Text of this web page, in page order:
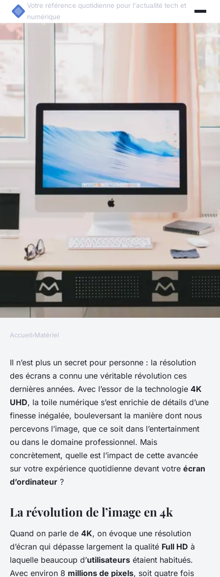
Votre référence quotidienne pour l'actualité tech et
numérique
Comment la technologie 4K
change-t-elle l'expérience
utilisateur sur les écrans
d'ordinateur ?
•
Accueil›Matériel
Il n’est plus un secret pour personne : la résolution
des écrans a connu une véritable révolution ces
dernières années. Avec l’essor de la technologie 4K
UHD, la toile numérique s’est enrichie de détails d’une
finesse inégalée, bouleversant la manière dont nous
percevons l’image, que ce soit dans l’entertainment
ou dans le domaine professionnel. Mais
concrètement, quelle est l’impact de cette avancée
sur votre expérience quotidienne devant votre écran
d’ordinateur ?
La révolution de l’image en 4k
Quand on parle de 4K, on évoque une résolution
d’écran qui dépasse largement la qualité Full HD à
laquelle beaucoup d’utilisateurs étaient habitués.
Avec environ 8 millions de pixels, soit quatre fois